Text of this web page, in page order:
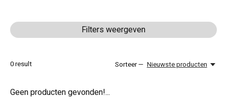
Filters weergeven
0result Sorteer — Nieuwste producten
Geen producten gevonden!...